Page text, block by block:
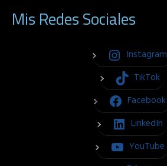
Mis Redes Sociales
Instagram
TikTok
Facebook
LinkedIn
YouTube